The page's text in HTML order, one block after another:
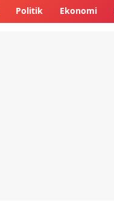
Politik Ekonomi